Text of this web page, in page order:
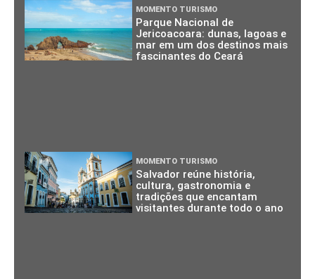
MOMENTO TURISMO
Parque Nacional de
Jericoacoara: dunas, lagoas e
mar em um dos destinos mais
fascinantes do Ceará
MOMENTO TURISMO
Salvador reúne história,
cultura, gastronomia e
tradições que encantam
visitantes durante todo o ano